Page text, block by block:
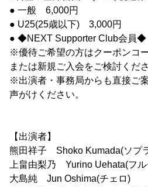
● 一般 6,000円
● U25(25歳以下) 3,000円
● ◆NEXT Supporter Club会
※優待ご希望の方はクーポンコ
または新規ご入会をご検討くださ
※出演者・事務局からも直接ご
声がけください。
【出演者】
熊田祥子 Shoko Kumada(ソプ
上畠由梨乃 Yurino Uehata(フ
大島純 Jun Oshima(チェロ)